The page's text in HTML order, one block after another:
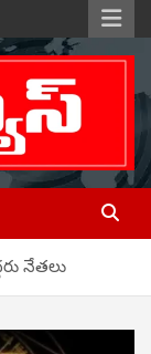
నేతలు